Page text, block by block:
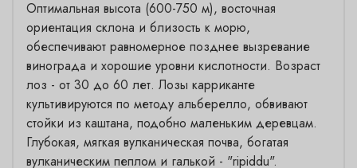
Оптимальная высота (600-750 м), восточная
ориентация склона и близость к морю,
обеспечивают равномерное позднее вызревание
винограда и хорошие уровни кислотности. Возраст
лоз - от 30 до 60 лет. Лозы карриканте
культивируются по методу альберелло, обвивают
стойки из каштана, подобно маленьким деревцам.
Глубокая, мягкая вулканическая почва, богатая
вулканическим пеплом и галькой - "ripiddu".